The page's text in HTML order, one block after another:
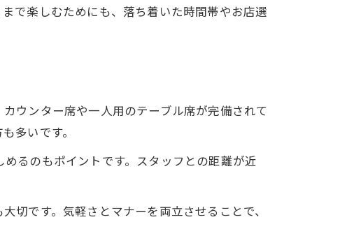
で楽しむためにも、落ち着いた時間帯やお店選
ウンター席や一人用のテーブル席が完備されて
多いです。
るのもポイントです。スタッフとの距離が近
切です。気軽さとマナーを両立させることで、